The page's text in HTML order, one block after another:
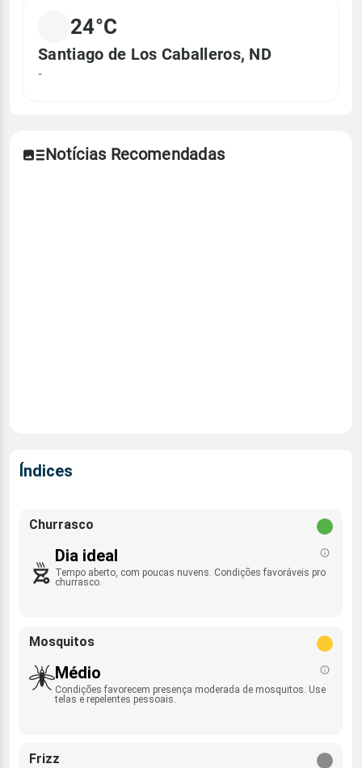
24°C
Santiago de Los Caballeros, ND
-
Notícias Recomendadas
Índices
Churrasco
Dia ideal
Tempo aberto, com poucas nuvens. Condições favoráveis pro
churrasco.
Mosquitos
Médio
Condições favorecem presença moderada de mosquitos. Use
telas e repelentes pessoais.
Frizz